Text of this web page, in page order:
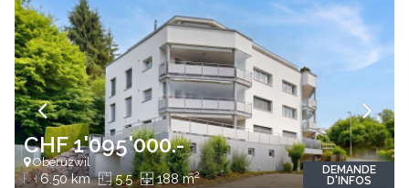
CHF 1'095'000.-
Oberuzwil
6.50 km 5.5 188 m2
DEMANDE
D'INFOS